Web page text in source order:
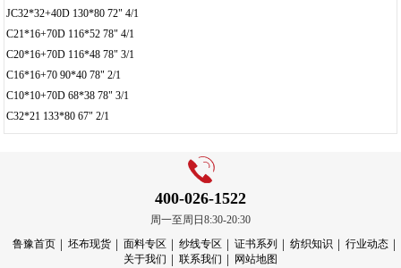
JC32*32+40D 130*80 72" 4/1
C21*16+70D 116*52 78" 4/1
C20*16+70D 116*48 78" 3/1
C16*16+70 90*40 78" 2/1
C10*10+70D 68*38 78" 3/1
C32*21 133*80 67" 2/1
400-026-1522
周一至周日8:30-20:30
鲁豫首页
坯布现货 面料专区 纱线专区 证书系列 纺织知识
行业动态
关于我们
联系我们 网站地图